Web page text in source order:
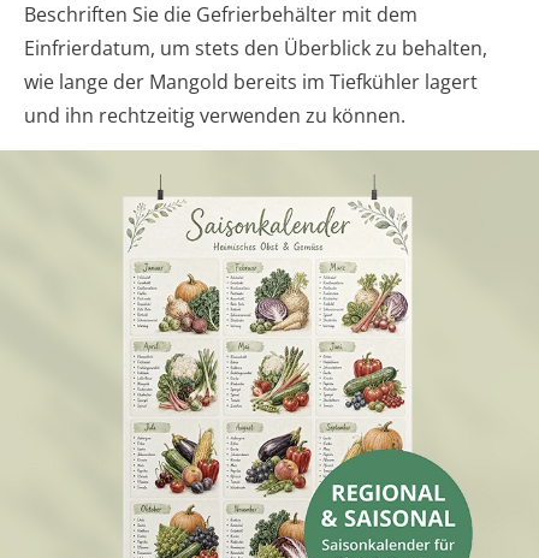
Beschriften Sie die Gefrierbehälter mit dem
Einfrierdatum, um stets den Überblick zu behalten,
wie lange der Mangold bereits im Tiefkühler lagert
und ihn rechtzeitig verwenden zu können.